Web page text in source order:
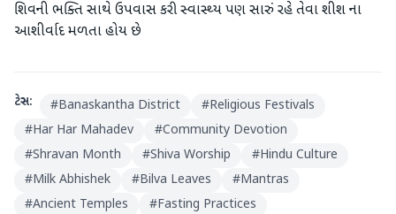
શિવની ભક્તિ સાથે ઉપવાસ કરી સ્વાસ્થ્ય પણ સારું રહે તેવા શીશ ના
આશીર્વાદ મળતા હોય છે
ટેગ્સ: #Banaskantha District #Religious Festivals
#Har Har Mahadev #Community Devotion
#Shravan Month #Shiva Worship #Hindu Culture
#Milk Abhishek #Bilva Leaves #Mantras
#Ancient Temples #Fasting Practices